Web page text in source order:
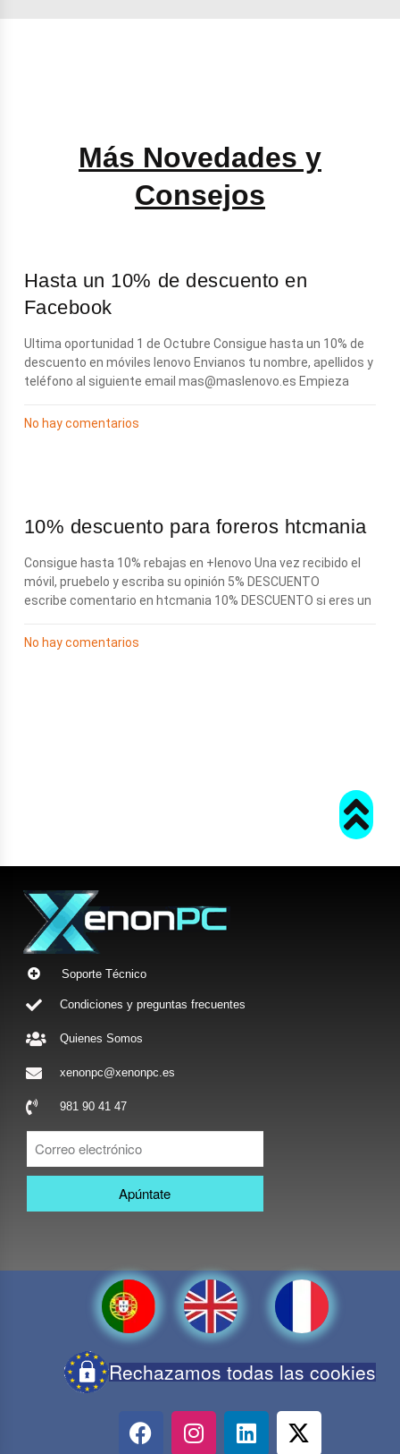
Más Novedades y
Consejos
Hasta un 10% de descuento en
Facebook
Ultima oportunidad 1 de Octubre Consigue hasta un 10% de
descuento en móviles lenovo Envianos tu nombre, apellidos y
teléfono al siguiente email mas@maslenovo.es Empieza
No hay comentarios
10% descuento para foreros htcmania
Consigue hasta 10% rebajas en +lenovo Una vez recibido el
móvil, pruebelo y escriba su opinión 5% DESCUENTO
escribe comentario en htcmania 10% DESCUENTO si eres un
No hay comentarios
Soporte Técnico
Condiciones y preguntas frecuentes
Quienes Somos
xenonpc@xenonpc.es
981 90 41 47
Apúntate
Rechazamos todas las cookies